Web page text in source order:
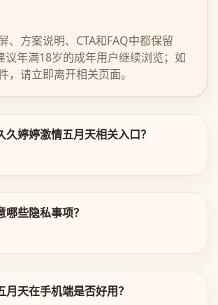
、方案说明、CTA和FAQ中都保留
议年满18岁的成年用户继续浏览；如
，请立即离开相关页面。
久婷婷激情五月天相关入口？
些隐私事项？
天在手机端是否好用？